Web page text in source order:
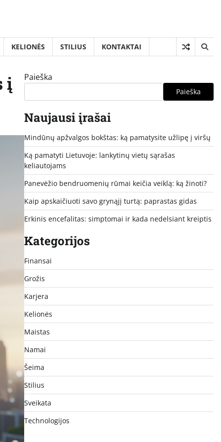
KELIONĖS STILIUS KONTAKTAI
į Paieška
Paieška
Naujausi įrašai
Mindūnų apžvalgos bokštas: ką pamatysite užlipę į viršų
Ką pamatyti Lietuvoje: lankytinų vietų sąrašas
keliautojams
Panevėžio bendruomenių rūmai keičia veiklą: ką žinoti?
Kaip apskaičiuoti savo grynąjį turtą: paprastas gidas
Erkinis encefalitas: simptomai ir kada nedelsiant kreiptis
Kategorijos
Finansai
Grožis
Karjera
Kelionės
Maistas
Namai
Šeima
Stilius
Sveikata
Technologijos